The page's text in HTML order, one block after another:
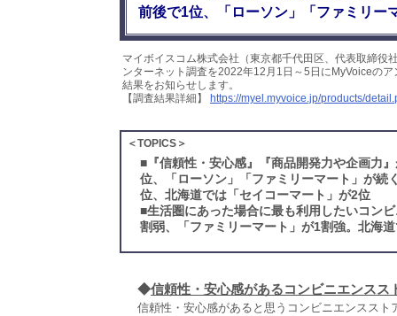
前後で1位、「ローソン」「ファミリー
マイボイスコム株式会社（東京都千代田区、代表取締
ンターネット調査を2022年12月1日～5日にMyVoiceの
結果をお知らせします。
【調査結果詳細】
https://myel.myvoice.jp/products/
＜TOPICS＞
■ 『信頼性・安心感』『商品開発力や企画力
位、「ローソン」「ファミリーマート」が続
位、北海道では「セイコーマート」が2位
■生活圏にあった場合に最も利用したいコン
割弱、「ファミリーマート」が1割強。北海
◆信頼性・安心感があるコンビニエンスス
信頼性・安心感があると思うコンビニエンスス